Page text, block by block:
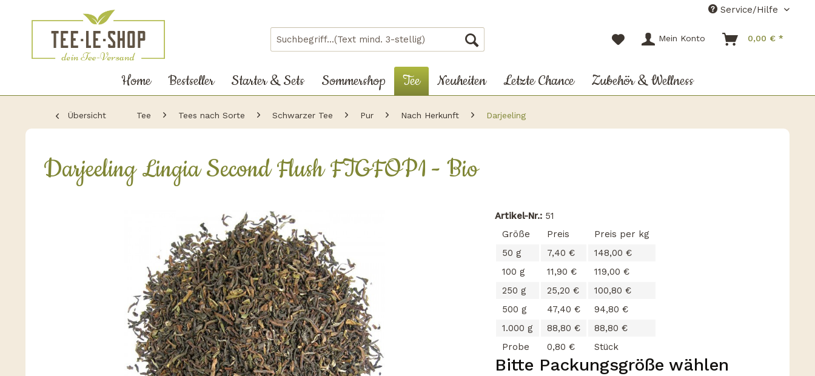
Service/Hilfe
Mein Konto 0,00 € *
Home Bestseller Starter & Sets Sommershop Tee Neuheiten Letzte Chance Zubehör & Wellness
Übersicht Tee Tees nach Sorte Schwarzer Tee Pur Nach Herkunft Darjeeling
Darjeeling Lingia Second Flush FTGFOP1 - Bio
Artikel-Nr.: 51
Größe
Preis
Preis per kg
50 g
7,40 €
148,00 €
100 g
11,90 €
119,00 €
250 g
25,20 €
100,80 €
500 g
47,40 €
94,80 €
1.000 g
88,80 €
88,80 €
Probe
0,80 € Stück
Bitte Packungsgröße wählen